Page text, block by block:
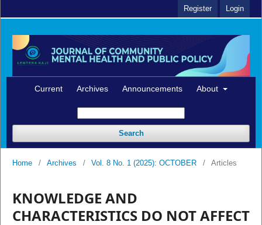
Current Archives Announcements About
Search
Register Login
Home / Archives / Vol. 8 No. 1 (2025): OCTOBER / Articles
KNOWLEDGE AND
CHARACTERISTICS DO NOT AFFECT